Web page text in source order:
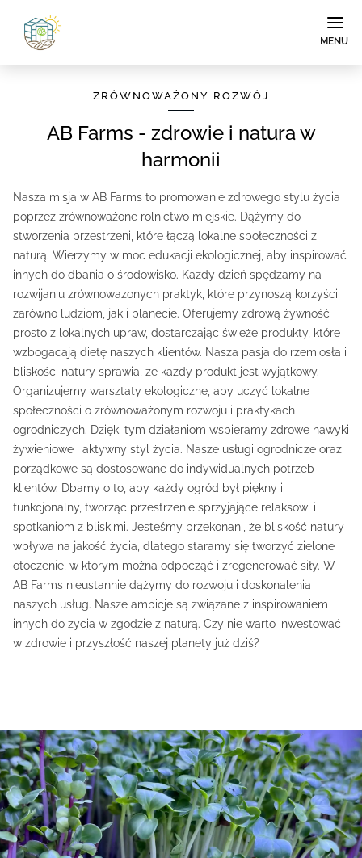
MENU
ZRÓWNOWAŻONY ROZWÓJ
AB Farms - zdrowie i natura w
harmonii
Nasza misja w AB Farms to promowanie zdrowego stylu życia
poprzez zrównoważone rolnictwo miejskie. Dążymy do
stworzenia przestrzeni, które łączą lokalne społeczności z
naturą. Wierzymy w moc edukacji ekologicznej, aby inspirować
innych do dbania o środowisko. Każdy dzień spędzamy na
rozwijaniu zrównoważonych praktyk, które przynoszą korzyści
zarówno ludziom, jak i planecie. Oferujemy zdrową żywność
prosto z lokalnych upraw, dostarczając świeże produkty, które
wzbogacają dietę naszych klientów. Nasza pasja do rzemiosła i
bliskości natury sprawia, że każdy produkt jest wyjątkowy.
Organizujemy warsztaty ekologiczne, aby uczyć lokalne
społeczności o zrównoważonym rozwoju i praktykach
ogrodniczych. Dzięki tym działaniom wspieramy zdrowe nawyki
żywieniowe i aktywny styl życia. Nasze usługi ogrodnicze oraz
porządkowe są dostosowane do indywidualnych potrzeb
klientów. Dbamy o to, aby każdy ogród był piękny i
funkcjonalny, tworząc przestrzenie sprzyjające relaksowi i
spotkaniom z bliskimi. Jesteśmy przekonani, że bliskość natury
wpływa na jakość życia, dlatego staramy się tworzyć zielone
otoczenie, w którym można odpocząć i zregenerować siły. W
AB Farms nieustannie dążymy do rozwoju i doskonalenia
naszych usług. Nasze ambicje są związane z inspirowaniem
innych do życia w zgodzie z naturą. Czy nie warto inwestować
w zdrowie i przyszłość naszej planety już dziś?